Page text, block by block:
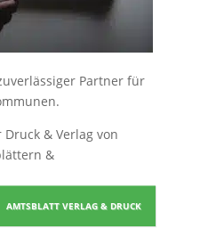
Partner für
Druck & Verlag von
&
AMTSBLATT VERLAG & DRUCK